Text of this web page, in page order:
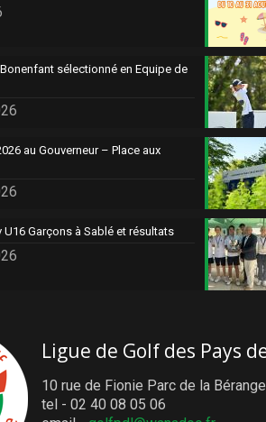
sélectionné en Equipe de
au Gouverneur – Place aux
U16 Garçons à Sablé et résultats
Ligue de Golf des Pays
10 rue de Fionie Parc de la
tel - 02 40 08 05 06